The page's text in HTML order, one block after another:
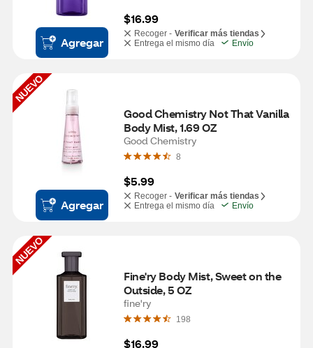
Agregar
$16.99
Recoger - Verificar más tiendas
Entrega el mismo día
Envío
NUEVO
Agregar
Good Chemistry Not That Vanilla
Body Mist, 1.69 OZ
Good Chemistry
8
$5.99
Recoger - Verificar más tiendas
Entrega el mismo día
Envío
NUEVO
Fine'ry Body Mist, Sweet on the
Outside, 5 OZ
fine'ry
198
$16.99